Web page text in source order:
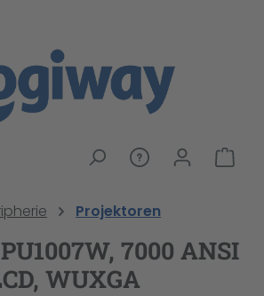
Projektoren
7000 ANSI
WUXGA